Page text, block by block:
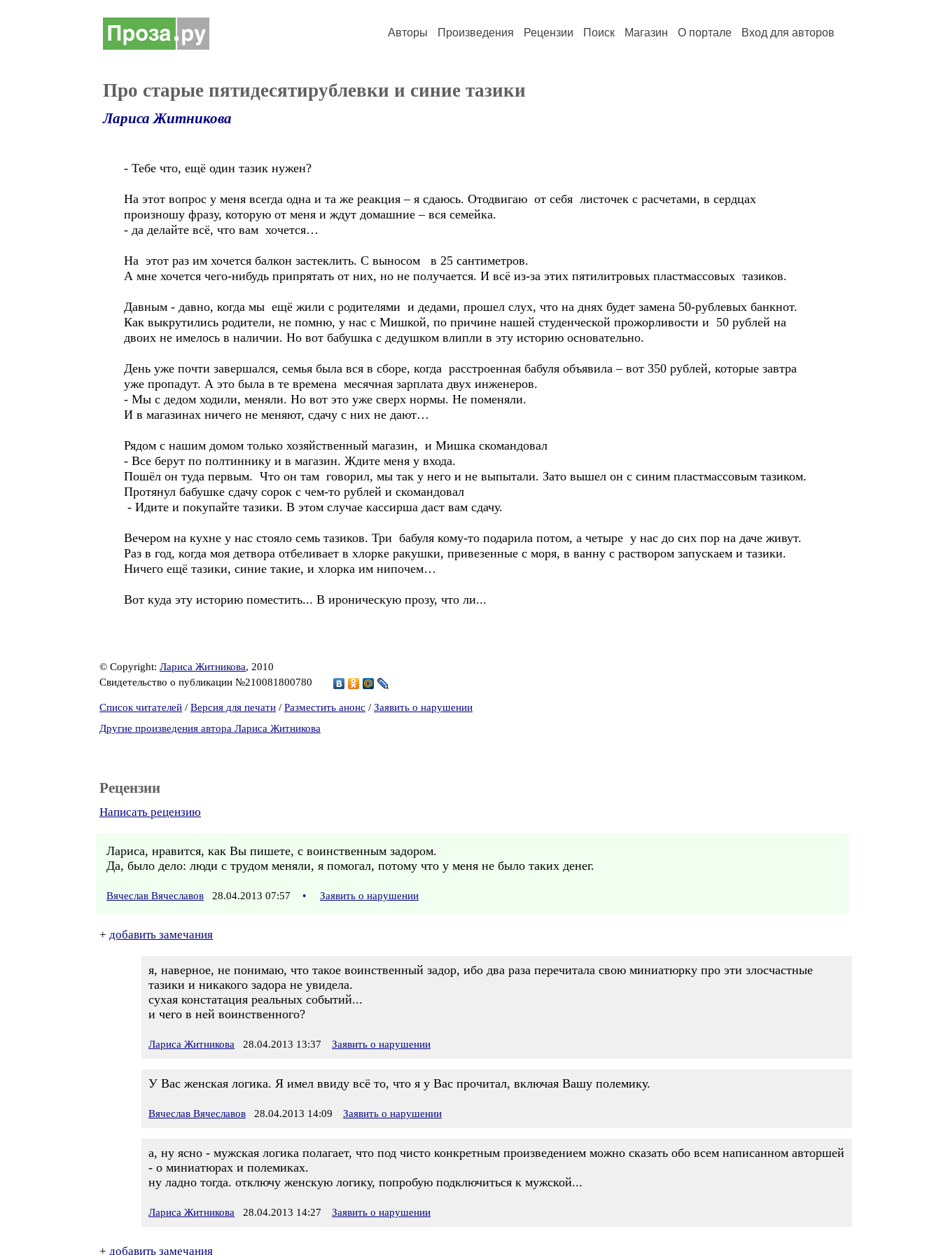
Авторы Произведения Рецензии Поиск Магазин О портале Вход для авторов
Про старые пятидесятирублевки и синие тазики
Лариса Житникова
- Тебе что, ещё один тазик нужен?
На этот вопрос у меня всегда одна и та же реакция – я сдаюсь. Отодвигаю от себя листочек с расчетами, в сердцах
произношу фразу, которую от меня и ждут домашние – вся семейка.
- да делайте всё, что вам хочется…
На этот раз им хочется балкон застеклить. С выносом в 25 сантиметров.
А мне хочется чего-нибудь припрятать от них, но не получается. И всё из-за этих пятилитровых пластмассовых тазиков.
Давным - давно, когда мы ещё жили с родителями и дедами, прошел слух, что на днях будет замена 50-рублевых банкнот.
Как выкрутились родители, не помню, у нас с Мишкой, по причине нашей студенческой прожорливости и 50 рублей на
двоих не имелось в наличии. Но вот бабушка с дедушком влипли в эту историю основательно.
День уже почти завершался, семья была вся в сборе, когда расстроенная бабуля объявила – вот 350 рублей, которые завтра
уже пропадут. А это была в те времена месячная зарплата двух инженеров.
- Мы с дедом ходили, меняли. Но вот это уже сверх нормы. Не поменяли.
И в магазинах ничего не меняют, сдачу с них не дают…
Рядом с нашим домом только хозяйственный магазин, и Мишка скомандовал
- Все берут по полтиннику и в магазин. Ждите меня у входа.
Пошёл он туда первым. Что он там говорил, мы так у него и не выпытали. Зато вышел он с синим пластмассовым тазиком.
Протянул бабушке сдачу сорок с чем-то рублей и скомандовал
- Идите и покупайте тазики. В этом случае кассирша даст вам сдачу.
Вечером на кухне у нас стояло семь тазиков. Три бабуля кому-то подарила потом, а четыре у нас до сих пор на даче живут.
Раз в год, когда моя детвора отбеливает в хлорке ракушки, привезенные с моря, в ванну с раствором запускаем и тазики.
Ничего ещё тазики, синие такие, и хлорка им нипочем…
Вот куда эту историю поместить... В ироническую прозу, что ли...
© Copyright: Лариса Житникова, 2010
Свидетельство о публикации №210081800780
Список читателей / Версия для печати / Разместить анонс / Заявить о нарушении
Другие произведения автора Лариса Житникова
Рецензии
Написать рецензию
Лариса, нравится, как Вы пишете, с воинственным задором.
Да, было дело: люди с трудом меняли, я помогал, потому что у меня не было таких денег.
Вячеслав Вячеславов 28.04.2013 07:57 • Заявить о нарушении
+ добавить замечания
я, наверное, не понимаю, что такое воинственный задор, ибо два раза перечитала свою миниатюрку про эти злосчастные
тазики и никакого задора не увидела.
сухая констатация реальных событий...
и чего в ней воинственного?
Лариса Житникова 28.04.2013 13:37 Заявить о нарушении
У Вас женская логика. Я имел ввиду всё то, что я у Вас прочитал, включая Вашу полемику.
Вячеслав Вячеславов 28.04.2013 14:09 Заявить о нарушении
а, ну ясно - мужская логика полагает, что под чисто конкретным произведением можно сказать обо всем написанном авторшей
- о миниатюрах и полемиках.
ну ладно тогда. отключу женскую логику, попробую подключиться к мужской...
Лариса Житникова 28.04.2013 14:27 Заявить о нарушении
+ добавить замечания